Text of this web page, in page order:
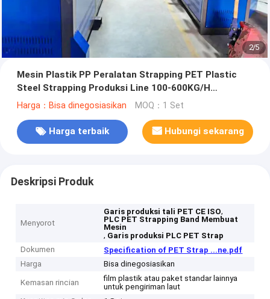
2/5
Mesin Plastik PP Peralatan Strapping PET Plastic
Steel Strapping Produksi Line 100-600KG/H
Kapasitas Ekstrusi
Harga：Bisa dinegosiasikan MOQ：1 Set
Harga terbaik Hubungi sekarang
Deskripsi Produk
Menyorot
Garis produksi tali PET CE ISO,
PLC PET Strapping Band Membuat
Mesin
, Garis produksi PLC PET Strap
Dokumen
Specification of PET Strap ...ne.pdf
Harga
Bisa dinegosiasikan
Kemasan rincian
film plastik atau paket standar lainnya
untuk pengiriman laut